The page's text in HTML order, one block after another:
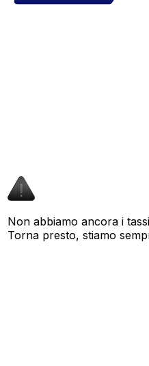
Non abbiamo ancora i
Torna presto, stiamo